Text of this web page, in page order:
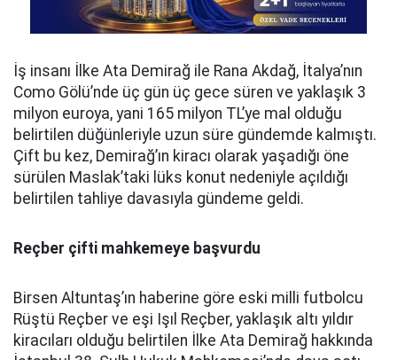
İş insanı İlke Ata Demirağ ile Rana Akdağ, İtalya’nın
Como Gölü’nde üç gün üç gece süren ve yaklaşık 3
milyon euroya, yani 165 milyon TL’ye mal olduğu
belirtilen düğünleriyle uzun süre gündemde kalmıştı.
Çift bu kez, Demirağ’ın kiracı olarak yaşadığı öne
sürülen Maslak’taki lüks konut nedeniyle açıldığı
belirtilen tahliye davasıyla gündeme geldi.
Reçber çifti mahkemeye başvurdu
Birsen Altuntaş’ın haberine göre eski milli futbolcu
Rüştü Reçber ve eşi Işıl Reçber, yaklaşık altı yıldır
kiracıları olduğu belirtilen İlke Ata Demirağ hakkında